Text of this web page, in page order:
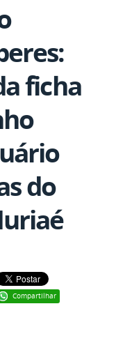
ficha
do
Compartilhar